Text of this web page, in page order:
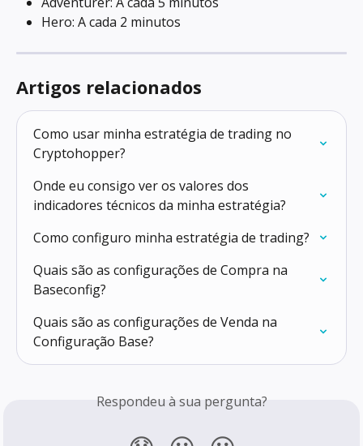
Hero: A cada 2 minutos
Artigos relacionados
Como usar minha estratégia de trading no
Cryptohopper?
Onde eu consigo ver os valores dos
indicadores técnicos da minha estratégia?
Como configuro minha estratégia de trading?
Quais são as configurações de Compra na
Baseconfig?
Quais são as configurações de Venda na
Configuração Base?
Respondeu à sua pergunta?